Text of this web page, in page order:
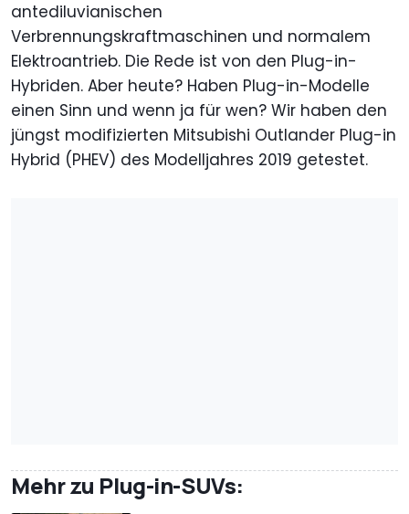
antediluvianischen
Verbrennungskraftmaschinen und normalem
Elektroantrieb. Die Rede ist von den Plug-in-
Hybriden. Aber heute? Haben Plug-in-Modelle
einen Sinn und wenn ja für wen? Wir haben den
jüngst modifizierten Mitsubishi Outlander Plug-in
Hybrid (PHEV) des Modelljahres 2019 getestet.
Mehr zu Plug-in-SUVs: